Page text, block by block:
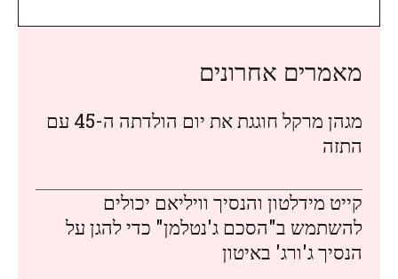
מאמרים אחרונים
מגהן מרקל חוגגת את יום הולדתה ה-45 עם
התזה
קייט מידלטון והנסיך וויליאם יכולים
להשתמש ב"הסכם ג'נטלמן" כדי להגן על
הנסיך ג'ורג' באיטון